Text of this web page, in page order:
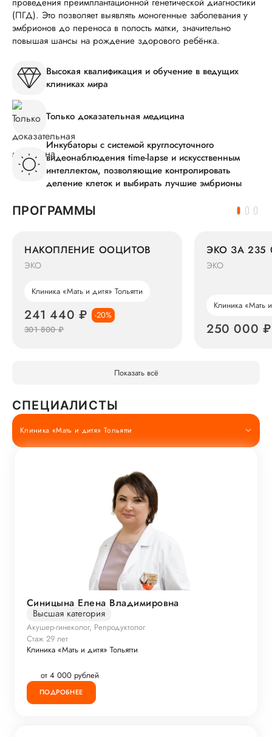
(ПГД). Это позволяет выявлять моногенные заболевания у
эмбрионов до переноса в полость матки, значительно
повышая шансы на рождение здорового ребёнка.
Высокая квалификация и обучение в ведущих
клиниках мира
Только доказательная медицина
Инкубаторы с системой круглосуточного
видеонаблюдения time-lapse и искусственным
интеллектом, позволяющие контролировать
деление клеток и выбирать лучшие эмбрионы
ПРОГРАММЫ
НАКОПЛЕНИЕ ООЦИТОВ
ЭКО
Клиника «Мать и дитя» Тольятти
241 440 ₽
-20%
301 800 ₽
ЭКО ЗА 235
ЭКО
Клиника «Мать
250 000 ₽
Показать всё
СПЕЦИАЛИСТЫ
Клиника «Мать и дитя» Тольятти
Синицына Елена Владимировна
Высшая категория
Акушер-гинеколог, Репродуктолог
Стаж 29 лет
Клиника «Мать и дитя» Тольятти
от 4 000 рублей
ПОДРОБНЕЕ